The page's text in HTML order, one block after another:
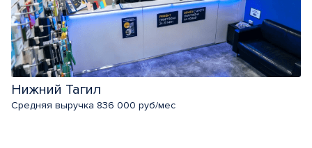
Нижний Тагил
Средняя выручка 836 000 руб/мес